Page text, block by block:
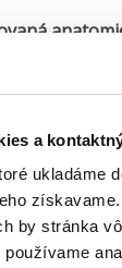
a
ukladáme
by stránka
Eliška,Galén
je součástí
regeneračním,
Je metodou,
založena na